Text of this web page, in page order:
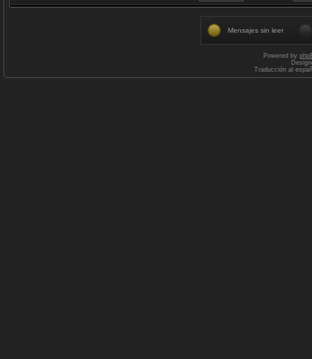
Mensajes sin leer
Powered by
Traducción al